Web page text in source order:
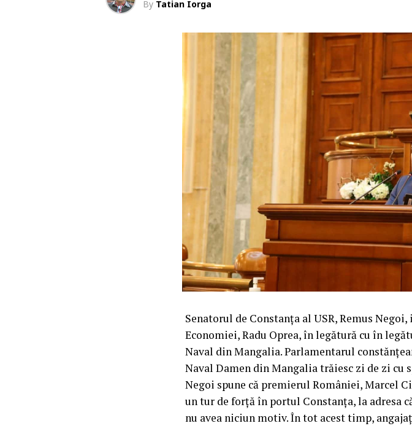
By Tatian Iorga
Senatorul de Constanța al USR, Remus
Economiei, Radu Oprea, în legătură cu în
Naval din Mangalia. Parlamentarul
Naval Damen din Mangalia trăiesc zi de zi cu
Negoi spune că premierul României, Marcel
un tur de forță în portul Constanța, la adresa
nu avea niciun motiv. În tot acest timp,